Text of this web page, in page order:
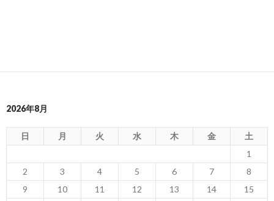
2026年8月
日 月 火 水 木 金 土
1
2
3 4 5 6 7
8
9
10 11 12 13 14
15